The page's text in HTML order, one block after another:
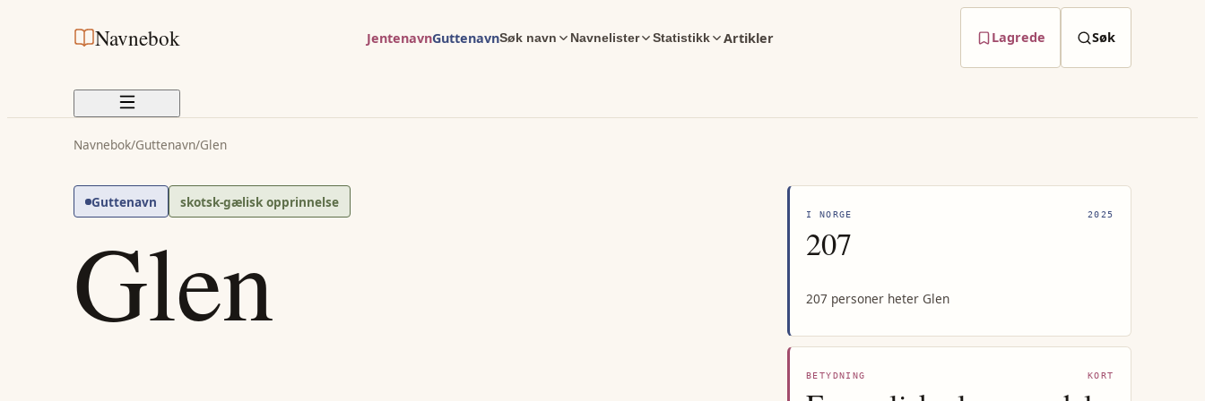
Navnebok JentenavnGuttenavnSøk navn Navnelister Statistikk Artikler Lagrede Søk
Navnebok/Guttenavn/Glen
Guttenavn skotsk-gælisk opprinnelse
Glen I NORGE 2025
207
207 personer heter Glen
BETYDNING KORT